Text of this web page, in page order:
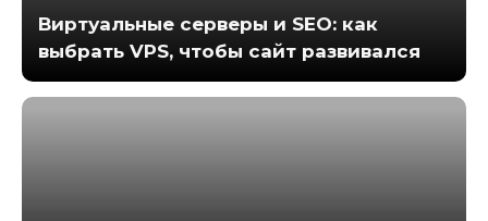
Виртуальные серверы и SEO: как
выбрать VPS, чтобы сайт развивался